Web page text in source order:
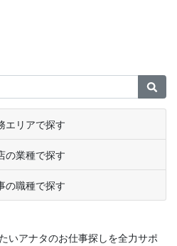
エリアで探す
の業種で探す
の職種で探す
いアナタのお仕事探しを全力サポ